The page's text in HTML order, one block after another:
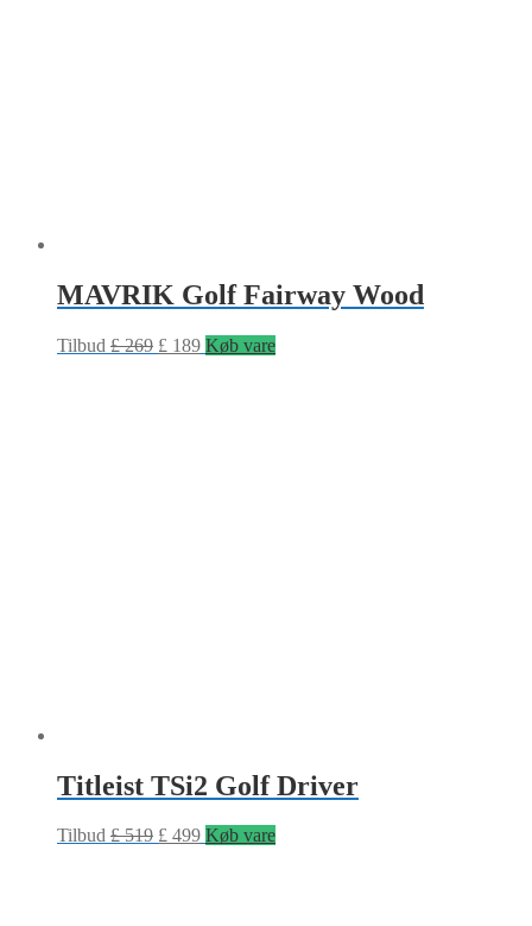
MAVRIK Golf Fairway Wood
Tilbud £269 £ 189 Køb vare
Titleist TSi2 Golf Driver
Tilbud £519 £ 499 Køb vare